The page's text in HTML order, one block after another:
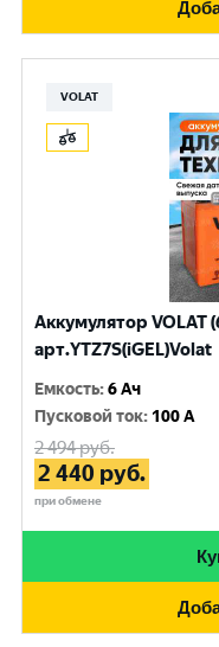
VOLAT
Аккумулятор VOLAT
арт.YTZ7S(iGEL)Volat
Емкость:6 Ач
Пусковой ток: 100 A
2 494руб.
2 440 руб.
при обмене